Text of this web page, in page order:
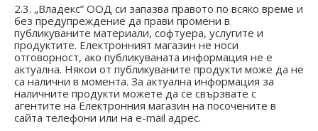
2.3. „Владекс” ООД си запазва правото по всяко време и
без предупреждение да прави промени в
публикуваните материали, софтуера, услугите и
продуктите. Електронният магазин не носи
отговорност, ако публикуваната информация не е
актуална. Някои от публикуваните продукти може да не
са налични в момента. За актуална информация за
наличните продукти можете да се свързвате с
агентите на Електронния магазин на посочените в
сайта телефони или на e-mail адрес.